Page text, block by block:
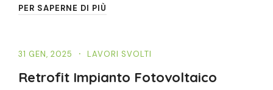
PER SAPERNE DI PIÙ
31 GEN, 2025 LAVORI SVOLTI
Retrofit Impianto Fotovoltaico